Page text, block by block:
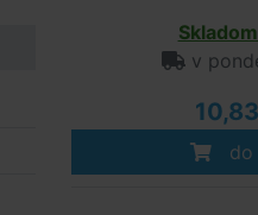
v
do